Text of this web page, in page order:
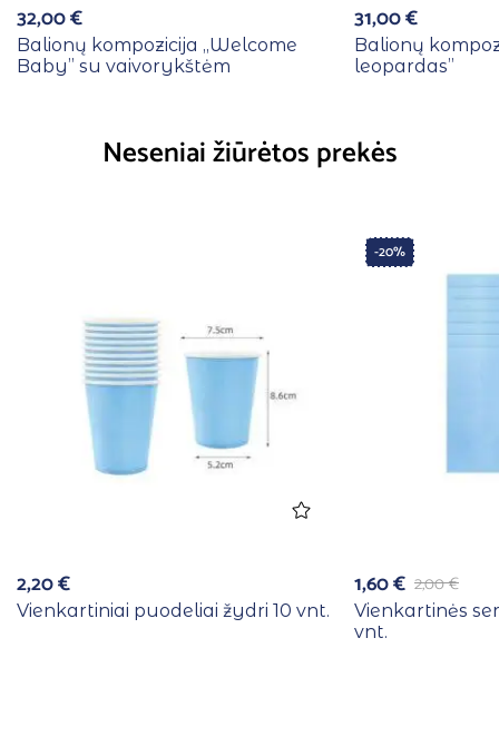
32,00€
Balionų kompozicija ,,Welcome
Baby” su vaivorykštėm
31,00€
Balionų
leopardas”
Neseniai žiūrėtos prekės
2,20€
Vienkartiniai puodeliai žydri 10 vnt.
-20%
2,00€
1,60€
Vienkartinės
vnt.